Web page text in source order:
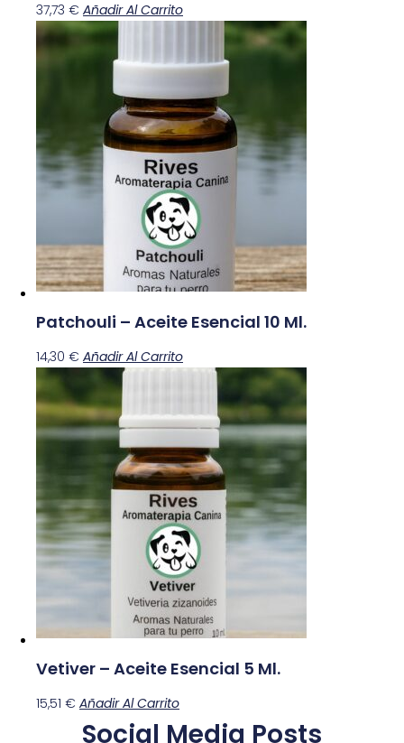
37,73 € Añadir Al Carrito
Patchouli – Aceite Esencial 10 Ml.
14,30 € Añadir Al Carrito
Vetiver – Aceite Esencial 5 Ml.
15,51 € Añadir Al Carrito
Social Media Posts